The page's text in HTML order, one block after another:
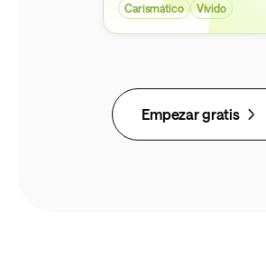
Carismático
Vívido
Empezar gratis